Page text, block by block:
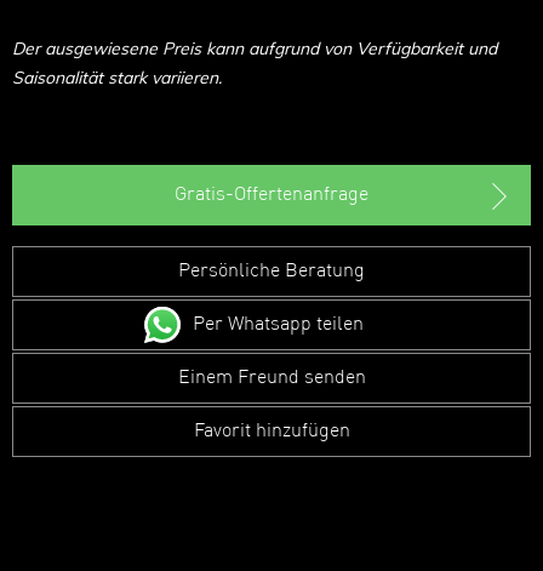
Der ausgewiesene Preis kann aufgrund von Verfügbarkeit und
Saisonalität stark variieren.
Gratis-Offertenanfrage
Persönliche Beratung
Per Whatsapp teilen
Einem Freund senden
Favorit hinzufügen